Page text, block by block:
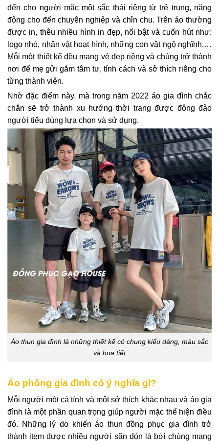
đến cho người mặc một sắc thái riêng từ trẻ trung, năng
động cho đến chuyên nghiệp và chỉn chu. Trên áo thường
được in, thêu nhiều hình in đẹp, nổi bật và cuốn hút như:
logo nhỏ, nhân vật hoạt hình, những con vật ngộ nghĩnh,…
Mỗi một thiết kế đều mang vẻ đẹp riêng và chúng trở thành
nơi để mẹ gửi gắm tâm tư, tính cách và sở thích riêng cho
từng thành viên.
Nhờ đặc điểm này, mà trong năm 2022 áo gia đình chắc
chắn sẽ trở thành xu hướng thời trang được đông đảo
người tiêu dùng lựa chọn và sử dụng.
Áo thun gia đình là những thiết kế có chung kiểu dáng, màu sắc
và họa tiết
Áo phông gia đình có ý nghĩa gì?
Mỗi người một cá tính và một sở thích khác nhau và áo gia
đình là một phần quan trọng giúp người mặc thể hiện điều
đó. Những lý do khiến áo thun đồng phục gia đình trở
thành item được nhiều người săn đón là bởi chúng mang